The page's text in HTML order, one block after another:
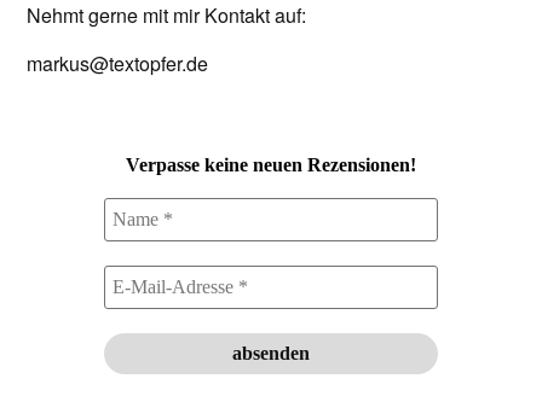
Nehmt gerne mit mir Kontakt auf:
markus@textopfer.de
Verpasse keine neuen Rezensionen!